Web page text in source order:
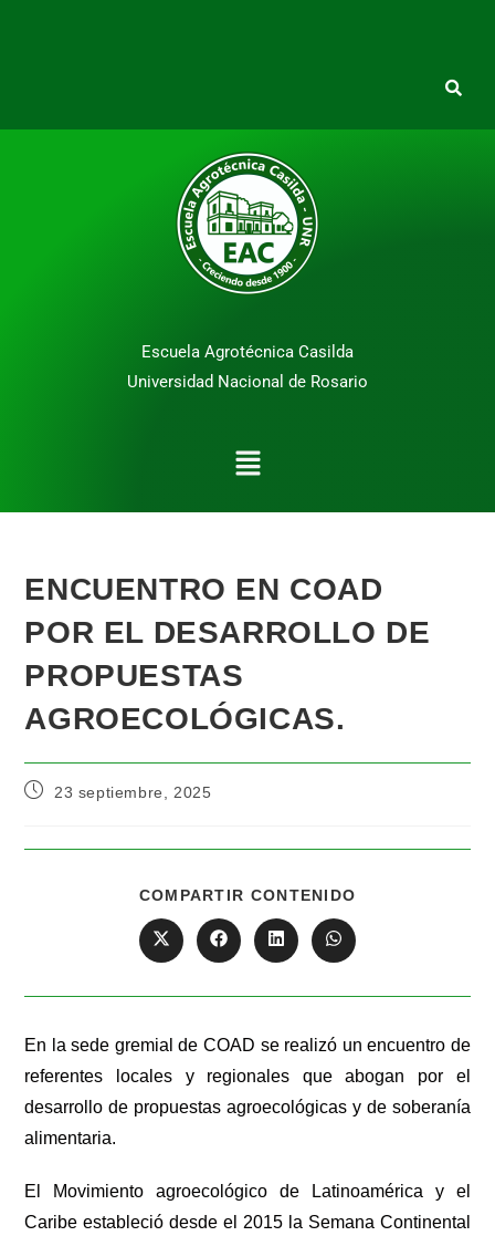
Escuela Agrotécnica Casilda
Universidad Nacional de Rosario
ENCUENTRO EN COAD
POR EL DESARROLLO DE
PROPUESTAS
AGROECOLÓGICAS.
23 septiembre, 2025
COMPARTIR CONTENIDO
En la sede gremial de COAD se realizó un encuentro de
referentes locales y regionales que abogan por el
desarrollo de propuestas agroecológicas y de soberanía
alimentaria.
El Movimiento agroecológico de Latinoamérica y el
Caribe estableció desde el 2015 la Semana Continental